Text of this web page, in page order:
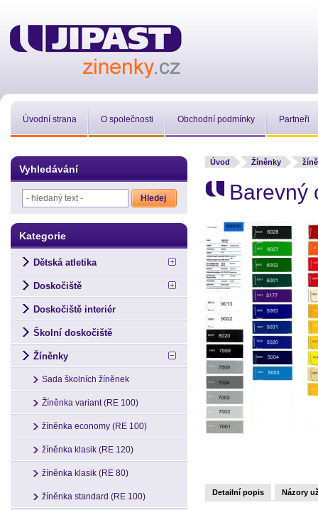
Úvodní strana O společnosti Obchodní podmínky Partneři
Úvod Žíněnky
Barevný
Detailní popis Názory
Vyhledávání
Kategorie
Dětská atletika
Doskočiště
Doskočiště interiér
Školní doskočiště
Žíněnky
Sada školních žíněnek
Žíněnka variant (RE 100)
žíněnka economy (RE 100)
žíněnka klasik (RE 120)
žíněnka klasik (RE 80)
žíněnka standard (RE 100)